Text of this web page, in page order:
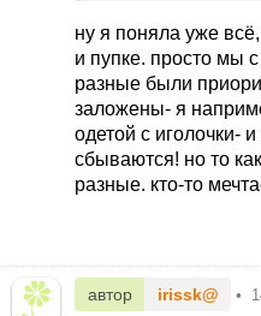
тату, потому
мечты должны
И забыла еще
тоже имеется и в
ну я поняла уже
и пупке. просто мы
разные были
заложены- я
одетой с иголочки-
сбываются! но то
разные. кто-то
автор irissk@ •